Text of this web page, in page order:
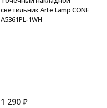
светильник Arte Lamp CONE
A5361PL-1WH
1 290 ₽